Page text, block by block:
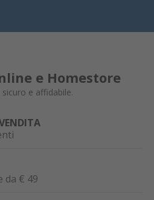
e Homestore
e affidabile.
da € 49